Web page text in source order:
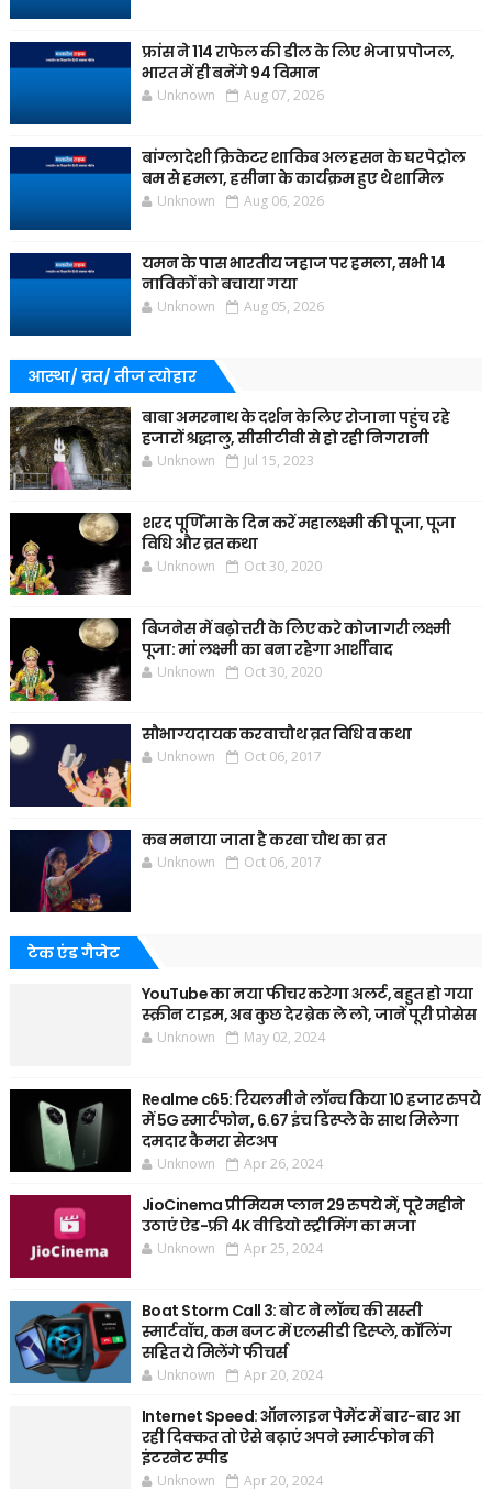
फ्रांस ने 114 राफेल की डील के लिए भेजा प्रपोजल,
भारत में ही बनेंगे 94 विमान
Unknown Aug 07, 2026
बांग्लादेशी क्रिकेटर शाकिब अल हसन के घर पेट्रोल
बम से हमला, हसीना के कार्यक्रम हुए थे शामिल
Unknown Aug 06, 2026
यमन के पास भारतीय जहाज पर हमला, सभी 14
नाविकों को बचाया गया
Unknown Aug 05, 2026
आस्था/ व्रत/ तीज त्‍योहार
बाबा अमरनाथ के दर्शन के लिए रोजाना पहुंच रहे
हजारों श्रद्धालु, सीसीटीवी से हो रही निगरानी
Unknown Jul 15, 2023
शरद पूर्णिमा के दिन करें महालक्ष्मी की पूजा, पूजा
विधि और व्रत कथा
Unknown Oct 30, 2020
बिजनेस में बढ़ोत्तरी के लिए करे कोजागरी लक्ष्मी
पूजा: मां लक्ष्मी का बना रहेगा आर्शीवाद
Unknown Oct 30, 2020
सौभाग्यदायक करवाचौथ व्रत विधि व कथा
Unknown Oct 06, 2017
कब मनाया जाता है करवा चौथ का व्रत
Unknown Oct 06, 2017
टेक एंड गैजेट
YouTube का नया फीचर करेगा अलर्ट, बहुत हो गया
स्क्रीन टाइम, अब कुछ देर ब्रेक ले लो, जानें पूरी प्रोसेस
Unknown May 02, 2024
Realme c65: रियलमी ने लॉन्च किया 10 हजार रुपये
में 5G स्मार्टफोन, 6.67 इंच डिस्प्ले के साथ मिलेगा
दमदार कैमरा सेटअप
Unknown Apr 26, 2024
JioCinema प्रीमियम प्लान 29 रुपये में, पूरे महीने
उठाएं ऐड-फ्री 4K वीडियो स्ट्रीमिंग का मजा
Unknown Apr 25, 2024
Boat Storm Call 3: बोट ने लॉन्च की सस्ती
स्मार्टवॉच, कम बजट में एलसीडी डिस्प्ले, कॉलिंग
सहित ये मिलेंगे फीचर्स
Unknown Apr 20, 2024
Internet Speed: ऑनलाइन पेमेंट में बार-बार आ
रही दिक्कत तो ऐसे बढ़ाएं अपने स्मार्टफोन की
इंटरनेट स्पीड
Unknown Apr 20, 2024